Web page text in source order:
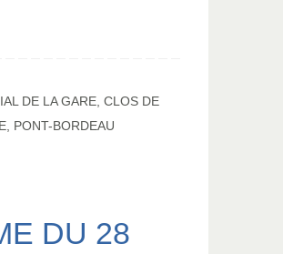
DE LA GARE ,CLOS DE
PONT-BORDEAU
DU 28